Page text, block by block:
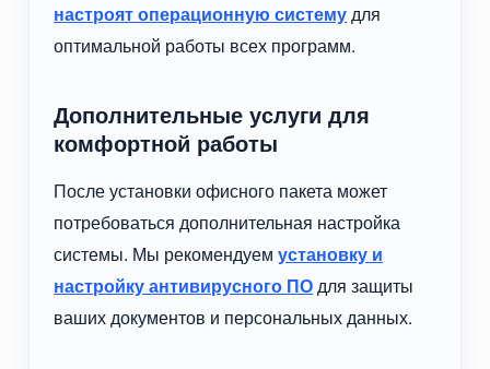
настроят операционную систему для
оптимальной работы всех программ.
Дополнительные услуги для
комфортной работы
После установки офисного пакета может
потребоваться дополнительная настройка
системы. Мы рекомендуемустановку и
настройку антивирусного ПО для защиты
ваших документов и персональных данных.